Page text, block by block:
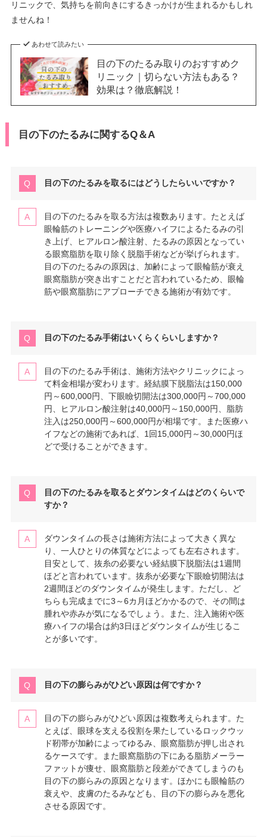
リニックで、気持ちを前向きにするきっかけが生まれるかもしれ
ませんね！
あわせて読みたい
目の下のたるみ取りのおすすめク
リニック｜切らない方法もある？
効果は？徹底解説！
目の下のたるみに関するQ＆A
目の下のたるみを取るにはどうしたらいいですか？
目の下のたるみを取る方法は複数あります。たとえば
眼輪筋のトレーニングや医療ハイフによるたるみの引
き上げ、ヒアルロン酸注射、たるみの原因となってい
る眼窩脂肪を取り除く脱脂手術などが挙げられます。
目の下のたるみの原因は、加齢によって眼輪筋が衰え
眼窩脂肪が突き出すことだと言われているため、眼輪
筋や眼窩脂肪にアプローチできる施術が有効です。
目の下のたるみ手術はいくらくらいしますか？
目の下のたるみ手術は、施術方法やクリニックによっ
て料金相場が変わります。経結膜下脱脂法は150,000
円～600,000円、下眼瞼切開法は300,000円～700,000
円、ヒアルロン酸注射は40,000円～150,000円、脂肪
注入は250,000円～600,000円が相場です。また医療ハ
イフなどの施術であれば、1回15,000円～30,000円ほ
どで受けることができます。
目の下のたるみを取るとダウンタイムはどのくらいで
すか？
ダウンタイムの長さは施術方法によって大きく異な
り、一人ひとりの体質などによっても左右されます。
目安として、抜糸の必要ない経結膜下脱脂法は1週間
ほどと言われています。抜糸が必要な下眼瞼切開法は
2週間ほどのダウンタイムが発生します。ただし、ど
ちらも完成までに3～6カ月ほどかかるので、その間は
腫れや赤みが気になるでしょう。また、注入施術や医
療ハイフの場合は約3日ほどダウンタイムが生じるこ
とが多いです。
目の下の膨らみがひどい原因は何ですか？
目の下の膨らみがひどい原因は複数考えられます。た
とえば、眼球を支える役割を果たしているロックウッ
ド靭帯が加齢によってゆるみ、眼窩脂肪が押し出され
るケースです。また眼窩脂肪の下にある脂肪メーラー
ファットが痩せ、眼窩脂肪と段差ができてしまうのも
目の下の膨らみの原因となります。ほかにも眼輪筋の
衰えや、皮膚のたるみなども、目の下の膨らみを悪化
させる原因です。